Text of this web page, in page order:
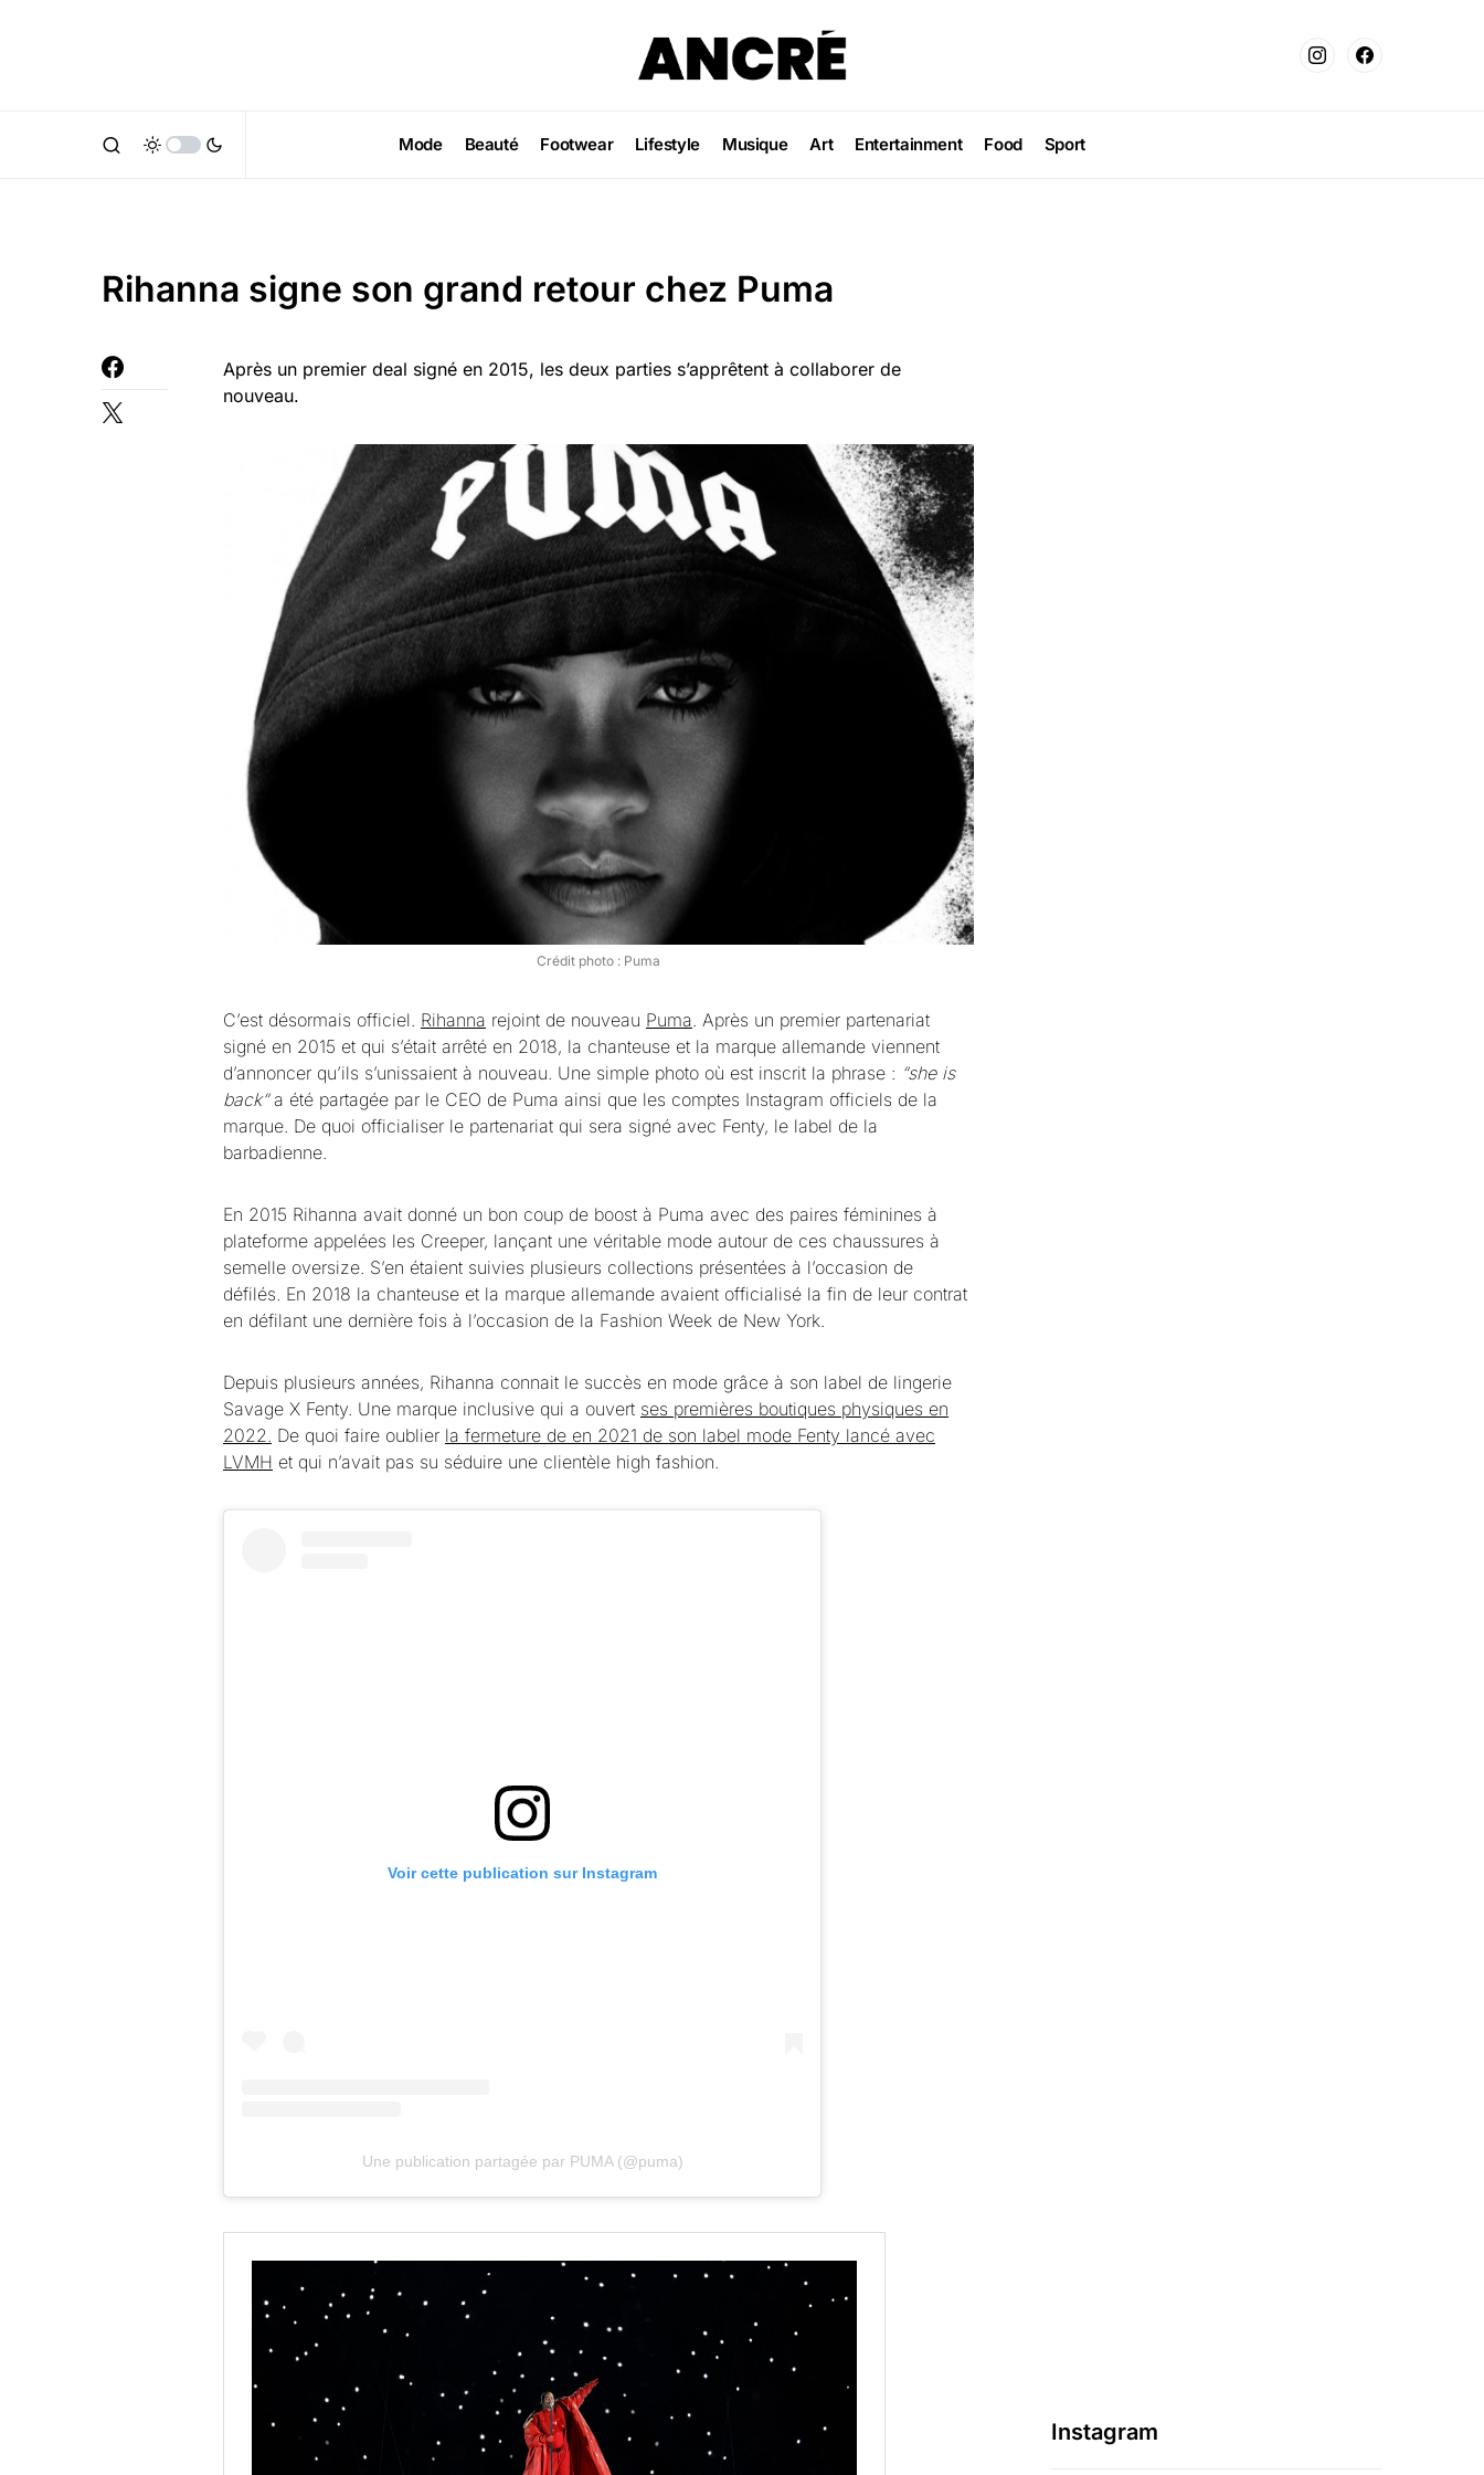
Mode Beauté Footwear Lifestyle Musique Art Entertainment Food Sport
Rihanna signe son grand retour chez Puma
Après un premier deal signé en 2015, les deux parties s’apprêtent à collaborer de
nouveau.
Crédit photo : Puma
C’est désormais officiel. Rihanna rejoint de nouveau Puma . Après un premier partenariat
signé en 2015 et qui s’était arrêté en 2018, la chanteuse et la marque allemande viennent
d’annoncer qu’ils s’unissaient à nouveau. Une simple photo où est inscrit la phrase : “she is
back“a été partagée par le CEO de Puma ainsi que les comptes Instagram officiels de la
marque. De quoi officialiser le partenariat qui sera signé avec Fenty, le label de la
barbadienne.
En 2015 Rihanna avait donné un bon coup de boost à Puma avec des paires féminines à
plateforme appelées les Creeper, lançant une véritable mode autour de ces chaussures à
semelle oversize. S’en étaient suivies plusieurs collections présentées à l’occasion de
défilés. En 2018 la chanteuse et la marque allemande avaient officialisé la fin de leur contrat
en défilant une dernière fois à l’occasion de la Fashion Week de New York.
Depuis plusieurs années, Rihanna connait le succès en mode grâce à son label de lingerie
Savage X Fenty. Une marque inclusive qui a ouvert ses premières boutiques physiques en
2022. De quoi faire oublier la fermeture de en 2021 de son label mode Fenty lancé avec
LVMH et qui n’avait pas su séduire une clientèle high fashion.
Voir cette publication sur Instagram
Une publication partagée par PUMA (@puma)
Instagram